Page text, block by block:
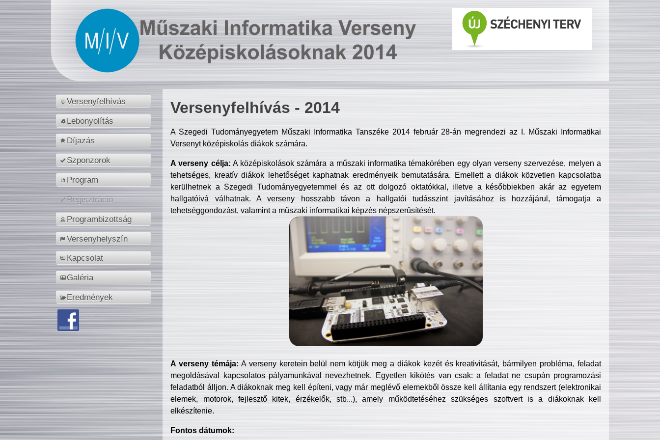
Versenyfelhívás
Lebonyolítás
Díjazás
Szponzorok
Program
Regisztráció
Programbizottság
Versenyhelyszín
Kapcsolat
Galéria
Eredmények
Versenyfelhívás - 2014
A Szegedi Tudományegyetem Műszaki Informatika Tanszéke 2014 február 28-án megrendezi az I. Műszaki Informatikai
Versenyt középiskolás diákok számára.
A verseny célja: A középiskolások számára a műszaki informatika témakörében egy olyan verseny szervezése, melyen a
tehetséges, kreatív diákok lehetőséget kaphatnak eredményeik bemutatására. Emellett a diákok közvetlen kapcsolatba
kerülhetnek a Szegedi Tudományegyetemmel és az ott dolgozó oktatókkal, illetve a későbbiekben akár az egyetem
hallgatóivá válhatnak. A verseny hosszabb távon a hallgatói tudásszint javításához is hozzájárul, támogatja a
tehetséggondozást, valamint a műszaki informatikai képzés népszerűsítését.
A verseny témája: A verseny keretein belül nem kötjük meg a diákok kezét és kreativitását, bármilyen probléma, feladat
megoldásával kapcsolatos pályamunkával nevezhetnek. Egyetlen kikötés van csak: a feladat ne csupán programozási
feladatból álljon. A diákoknak meg kell építeni, vagy már meglévő elemekből össze kell állítania egy rendszert (elektronikai
elemek, motorok, fejlesztő kitek, érzékelők, stb...), amely működtetéséhez szükséges szoftvert is a diákoknak kell
elkészítenie.
Fontos dátumok: